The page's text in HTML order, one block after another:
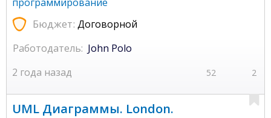
программирование
Бюджет: Договорной
52 2
2 года назад
Работодатель: John Polo
UML Диаграммы. London.